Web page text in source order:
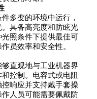
多变的环境中运行，
具备高亮度和防眩光
照条件下提供最佳可
员效率和安全性。
直观地与工业机器界
控制。电容式或电阻
响应并支持戴手套操
人员可能需要佩戴防